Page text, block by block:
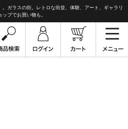
ガラスの街。レトロな街並、体験、アート、ギャラリ
プでお買い物も。